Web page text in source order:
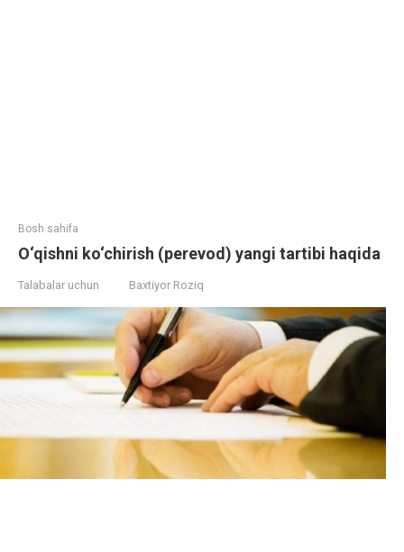
Bosh sahifa
O‘qishni ko‘chirish (perevod) yangi tartibi haqida
Talabalar uchun Baxtiyor Roziq